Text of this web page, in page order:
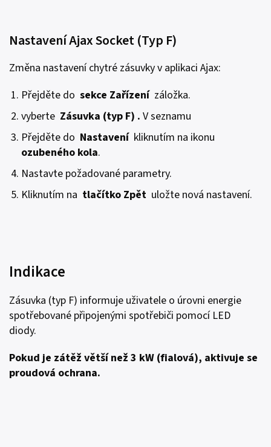
Nastavení Ajax Socket (Typ F)
Změna nastavení chytré zásuvky v aplikaci Ajax:
Přejděte do sekce Zařízení záložka.
vyberte Zásuvka (typ F) . V seznamu
Přejděte do Nastavení kliknutím na ikonu
ozubeného kola.
Nastavte požadované parametry.
Kliknutím na tlačítko Zpět uložte nová nastavení.
Indikace
Zásuvka (typ F) informuje uživatele o úrovni energie
spotřebované připojenými spotřebiči pomocí LED
diody.
Pokud je zátěž větší než 3 kW (fialová), aktivuje se
proudová ochrana.